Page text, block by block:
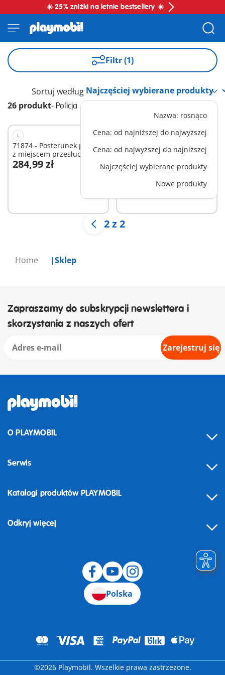
☀️ 25% zniżki na letnie bestsellery ☀️
Home Sklep
Filtr (1)
26 produkt- Policja
Sortuj według
Nazwa: rosnąco
Cena: od najniższej do najwyższej
Cena: od najwyższej do najniższej
Najczęściej wybierane produkty
Nowe produkty
L
71874 - Posterunek policji
z miejscem przesłuchań
284,99 zł
Dodaj do koszyka
XS
71732 - Rowerowy patrol
policji
37,99 zł
Dodaj do koszyka
2 z 2
Zapraszamy do subskrypcji newslettera i
skorzystania z naszych ofert
Zarejestruj się
O PLAYMOBIL
Serwis
Odstąpienie od umowy
Katalogi produktów PLAYMOBIL
Odkryj więcej
Polska
©2026 Playmobil. Wszelkie prawa zastrzeżone.